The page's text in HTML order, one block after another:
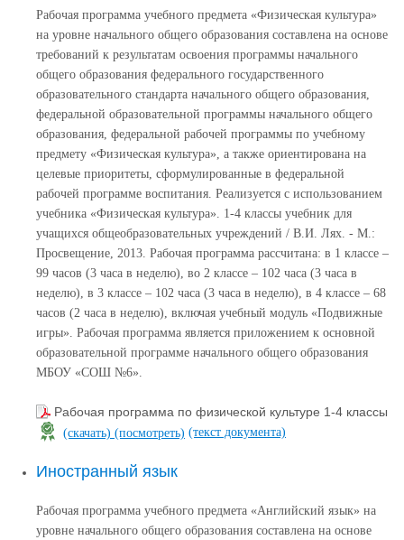
Рабочая программа учебного предмета «Физическая культура»
на уровне начального общего образования составлена на основе
требований к результатам освоения программы начального
общего образования федерального государственного
образовательного стандарта начального общего образования,
федеральной образовательной программы начального общего
образования, федеральной рабочей программы по учебному
предмету «Физическая культура», а также ориентирована на
целевые приоритеты, сформулированные в федеральной
рабочей программе воспитания. Реализуется с использованием
учебника «Физическая культура». 1-4 классы учебник для
учащихся общеобразовательных учреждений / В.И. Лях. - М.:
Просвещение, 2013. Рабочая программа рассчитана: в 1 классе –
99 часов (3 часа в неделю), во 2 классе – 102 часа (3 часа в
неделю), в 3 классе – 102 часа (3 часа в неделю), в 4 классе – 68
часов (2 часа в неделю), включая учебный модуль «Подвижные
игры». Рабочая программа является приложением к основной
образовательной программе начального общего образования
МБОУ «СОШ №6».
Рабочая программа по физической культуре 1-4 классы
(скачать) (посмотреть) (текст документа)
Иностранный язык
Рабочая программа учебного предмета «Английский язык» на
уровне начального общего образования составлена на основе